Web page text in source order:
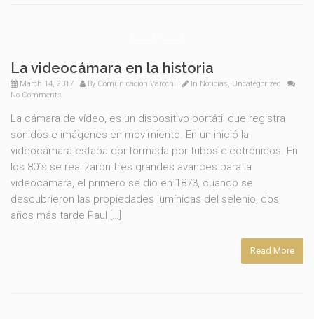
La videocámara en la historia
March 14, 2017 By Comunicación Varochi In Noticias, Uncategorized
No Comments
La cámara de vídeo, es un dispositivo portátil que registra
sonidos e imágenes en movimiento. En un inició la
videocámara estaba conformada por tubos electrónicos. En
los 80´s se realizaron tres grandes avances para la
videocámara, el primero se dio en 1873, cuando se
descubrieron las propiedades lumínicas del selenio, dos
años más tarde Paul […]
Read More